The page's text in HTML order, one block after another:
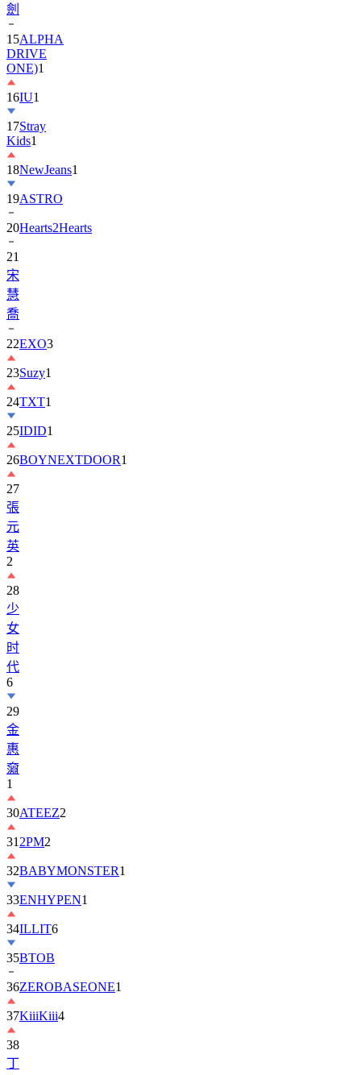
劍
15ALPHA
DRIVE
ONE)1
16IU1
17Stray
Kids1
18NewJeans1
19ASTRO
20Hearts2Hearts
21
宋
慧
喬
22EXO3
23Suzy1
24TXT1
25IDID1
26BOYNEXTDOOR1
27
張
元
英
2
28
少
女
时
代
6
29
金
惠
奫
1
30ATEEZ2
31 2PM2
32BABYMONSTER1
33ENHYPEN1
34ILLIT6
35BTOB
36ZEROBASEONE1
37KiiiKiii4
38
丁